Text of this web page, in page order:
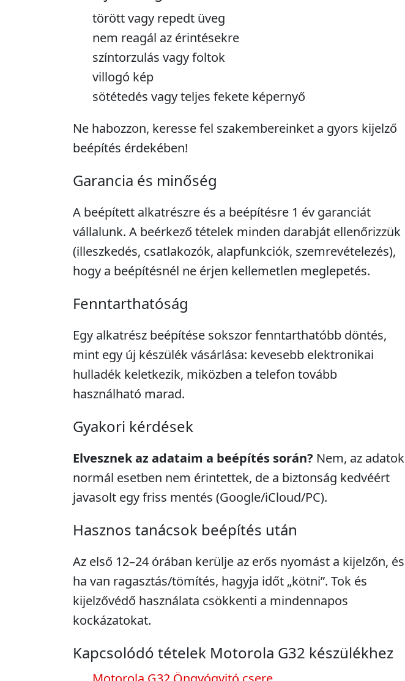
törött vagy repedt üveg
nem reagál az érintésekre
színtorzulás vagy foltok
villogó kép
sötétedés vagy teljes fekete képernyő
Ne habozzon, keresse fel szakembereinket a gyors kijelző
beépítés érdekében!
Garancia és minőség
A beépített alkatrészre és a beépítésre 1 év garanciát
vállalunk. A beérkező tételek minden darabját ellenőrizzük
(illeszkedés, csatlakozók, alapfunkciók, szemrevételezés),
hogy a beépítésnél ne érjen kellemetlen meglepetés.
Fenntarthatóság
Egy alkatrész beépítése sokszor fenntarthatóbb döntés,
mint egy új készülék vásárlása: kevesebb elektronikai
hulladék keletkezik, miközben a telefon tovább
használható marad.
Gyakori kérdések
Elvesznek az adataim a beépítés során? Nem, az adatok
normál esetben nem érintettek, de a biztonság kedvéért
javasolt egy friss mentés (Google/iCloud/PC).
Hasznos tanácsok beépítés után
Az első 12–24 órában kerülje az erős nyomást a kijelzőn, és
ha van ragasztás/tömítés, hagyja időt „kötni”. Tok és
kijelzővédő használata csökkenti a mindennapos
kockázatokat.
Kapcsolódó tételek Motorola G32 készülékhez